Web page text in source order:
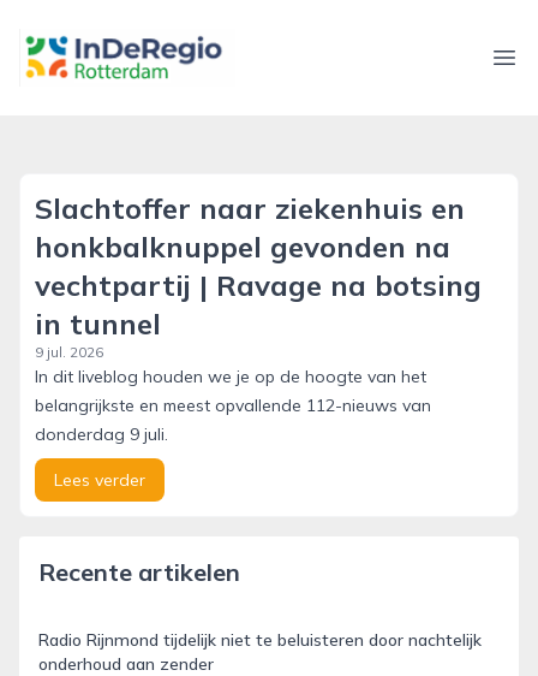
inderegiorotterdam.nl
Slachtoffer naar ziekenhuis en
honkbalknuppel gevonden na
vechtpartij | Ravage na botsing
in tunnel
9 jul. 2026
In dit liveblog houden we je op de hoogte van het
belangrijkste en meest opvallende 112-nieuws van
donderdag 9 juli.
Lees verder
Recente artikelen
Radio Rijnmond tijdelijk niet te beluisteren door nachtelijk
onderhoud aan zender